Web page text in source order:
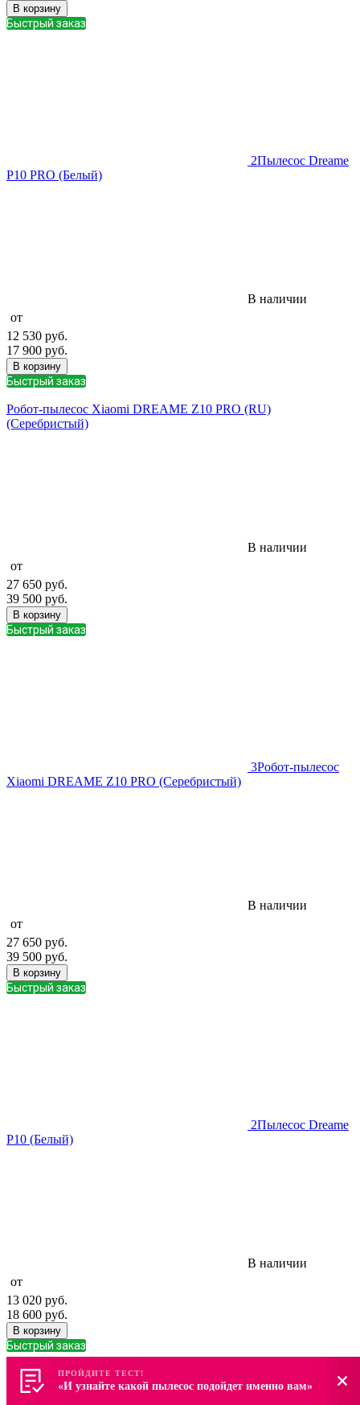
В корзину
Быстрый заказ
2Пылесос Dreame
P10 PRO (Белый)
В наличии
от
12 530 руб.
17 900 руб.
В корзину
Быстрый заказ
Робот-пылесос Xiaomi DREAME Z10 PRO (RU)
(Серебристый)
В наличии
от
27 650 руб.
39 500 руб.
В корзину
Быстрый заказ
3Робот-пылесос
Xiaomi DREAME Z10 PRO (Серебристый)
В наличии
от
27 650 руб.
39 500 руб.
В корзину
Быстрый заказ
2Пылесос Dreame
P10 (Белый)
В наличии
от
13 020 руб.
18 600 руб.
В корзину
Быстрый заказ
ПРОЙДИТЕ ТЕСТ!
«И узнайте какой пылесос подойдет именно вам»
ПРОЙДИТЕ ТЕСТ!
«И узнайте какой пылесос подойдет именно вам»